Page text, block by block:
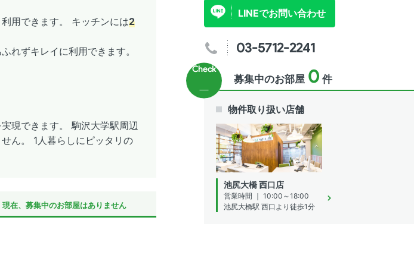
用できます。 キッチンには2
れずキレイに利用できます。
現できます。 駒沢大学駅周辺
ん。 1人暮らしにピッタリの
現在、募集中のお部屋はありません
LINEでお問い合わせ
03-5712-2241
募集中のお部屋 0 件
物件取り扱い店舗
池尻大橋 西口店
営業時間 ｜ 10:00～18:00
池尻大橋駅 西口より徒歩1分